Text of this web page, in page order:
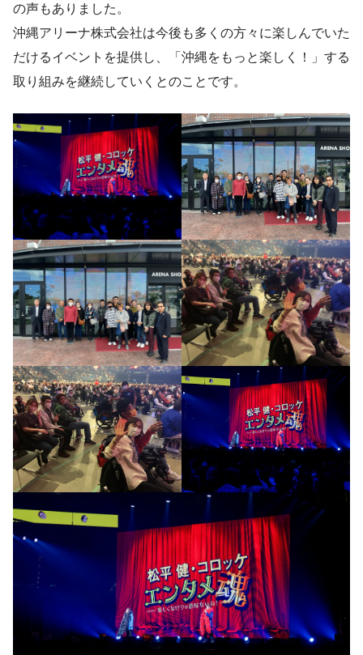
の声もありました。
沖縄アリーナ株式会社は今後も多くの方々に楽しんでいた
だけるイベントを提供し、「沖縄をもっと楽しく！」する
取り組みを継続していくとのことです。